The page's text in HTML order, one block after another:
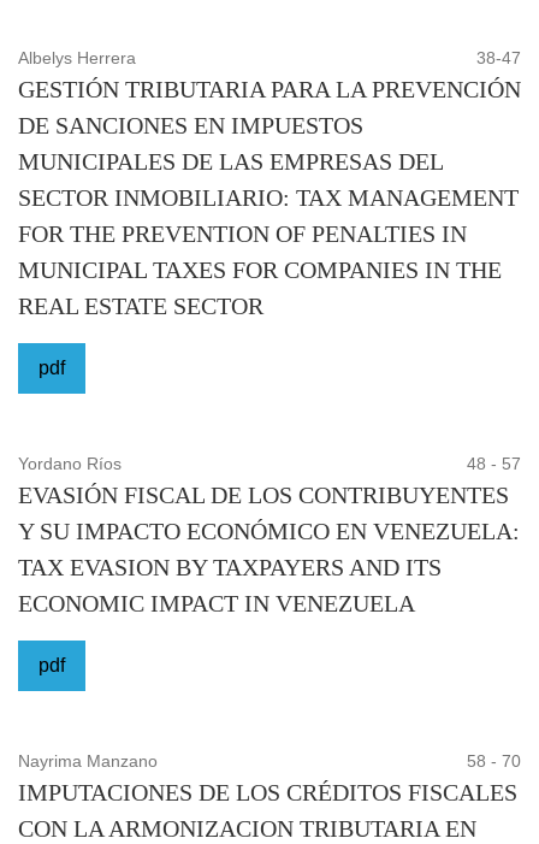
Albelys Herrera 38-47
GESTIÓN TRIBUTARIA PARA LA PREVENCIÓN
DE SANCIONES EN IMPUESTOS
MUNICIPALES DE LAS EMPRESAS DEL
SECTOR INMOBILIARIO: TAX MANAGEMENT
FOR THE PREVENTION OF PENALTIES IN
MUNICIPAL TAXES FOR COMPANIES IN THE
REAL ESTATE SECTOR
pdf
Yordano Ríos 48 - 57
EVASIÓN FISCAL DE LOS CONTRIBUYENTES
Y SU IMPACTO ECONÓMICO EN VENEZUELA:
TAX EVASION BY TAXPAYERS AND ITS
ECONOMIC IMPACT IN VENEZUELA
pdf
Nayrima Manzano 58 - 70
IMPUTACIONES DE LOS CRÉDITOS FISCALES
CON LA ARMONIZACION TRIBUTARIA EN